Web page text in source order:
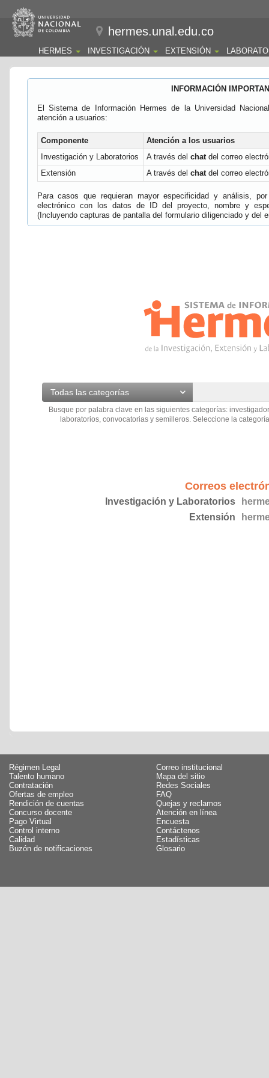
hermes.unal.edu.co
HERMES INVESTIGACIÓN EXTENSIÓN
INFORMACIÓN
El Sistema de Información Hermes de la Universidad
atención a usuarios:
Componente
Atención a los usuarios
Investigación y Laboratorios
A través del chatdel correo
Extensión
A través del chatdel correo
Para casos que requieran mayor especificidad y análisis,
electrónico con los datos de ID del proyecto, nombre y
(Incluyendo capturas de pantalla del formulario diligenciado y del
Todas las categorías
Busque por palabra clave en las siguientes categorías:
laboratorios, convocatorias y semilleros. Seleccione la
Correos
Investigación y Laboratorios
Extensión
Régimen Legal
Talento humano
Contratación
Ofertas de empleo
Rendición de cuentas
Concurso docente
Pago Virtual
Control interno
Calidad
Buzón de notificaciones
Correo institucional
Mapa del sitio
Redes Sociales
FAQ
Quejas y reclamos
Atención en línea
Encuesta
Contáctenos
Estadísticas
Glosario